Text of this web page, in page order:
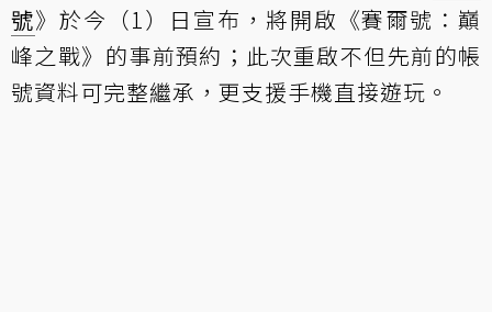
號》於今（1）日宣布，將開啟《賽爾號：巔
峰之戰》的事前預約；此次重啟不但先前的帳
號資料可完整繼承，更支援手機直接遊玩。